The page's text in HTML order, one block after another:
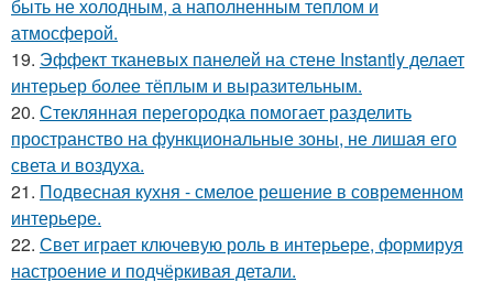
быть не холодным, а наполненным теплом и
атмосферой.
19. Эффект тканевых панелей на стене Instantly делает
интерьер более тёплым и выразительным.
20. Стеклянная перегородка помогает разделить
пространство на функциональные зоны, не лишая его
света и воздуха.
21. Подвесная кухня - смелое решение в современном
интерьере.
22. Свет играет ключевую роль в интерьере, формируя
настроение и подчёркивая детали.